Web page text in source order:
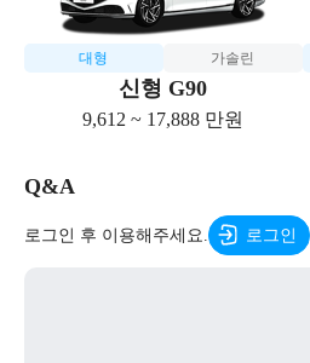
대형 가솔린
신형 G90
9,612 ~ 17,888 만원
Q&A
로그인 후 이용해주세요. 로그인